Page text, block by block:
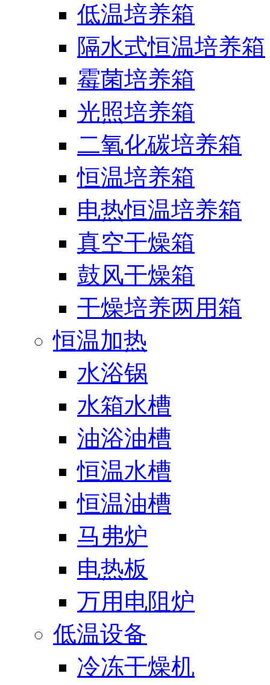
低温培养箱
隔水式恒温培养箱
霉菌培养箱
光照培养箱
二氧化碳培养箱
恒温培养箱
电热恒温培养箱
真空干燥箱
鼓风干燥箱
干燥培养两用箱
恒温加热
水浴锅
水箱水槽
油浴油槽
恒温水槽
恒温油槽
马弗炉
电热板
万用电阻炉
低温设备
冷冻干燥机